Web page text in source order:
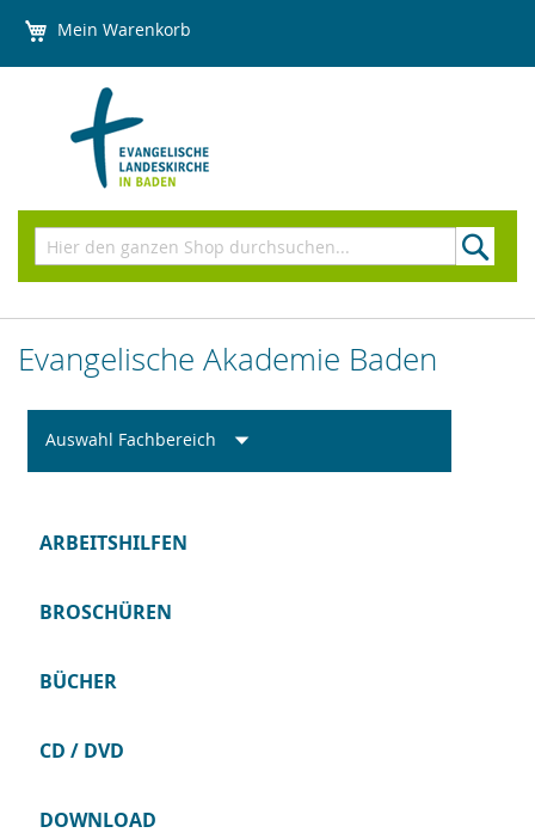
Mein Warenkorb
zum
Suchen
Evangelische Akademie Baden
Auswahl Fachbereich
ARBEITSHILFEN
BROSCHÜREN
BÜCHER
CD / DVD
DOWNLOAD